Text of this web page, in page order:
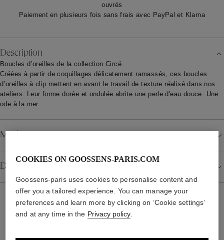
ouvrés
Paiement en plusieurs fois sans frais avec PayPal et Klarna
Description
Boucles d’oreilles de la collection Circé.
Créées à partir de coquillages délicatement ramassés, ces boucles
d’oreilles à clip mettent en avant le travail de texture réalisé dans nos
ateliers. Leur forme dorée et ondulée abrite une perle d'eau douce. Une
ode à la mer.
Matériau
Détails
NOUS VOUS PROPOSONS ÉGALEMENT
COOKIES ON GOOSSENS-PARIS.COM
Goossens-paris uses cookies to personalise content and
offer you a tailored experience. You can manage your
preferences and learn more by clicking on ‘Cookie settings’
and at any time in the Privacy policy.